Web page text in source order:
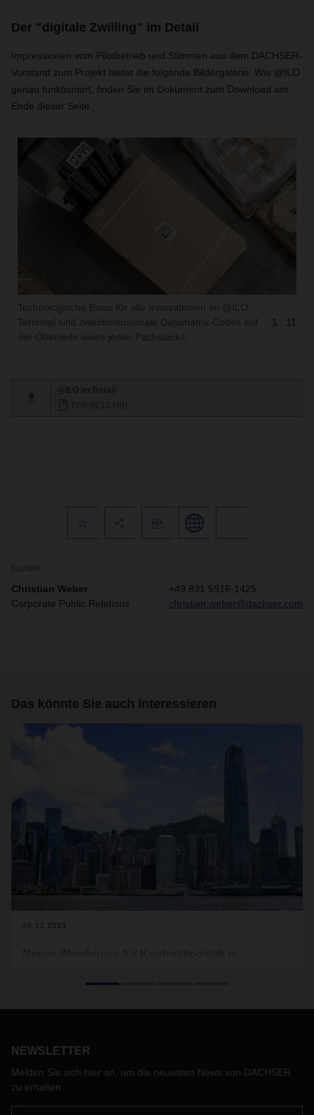
Der "digitale Zwilling" im Detail
Impressionen vom Pilotbetrieb und Stimmen aus dem DACHSER-
Vorstand zum Projekt bietet die folgende Bildergalerie. Wie @ILO
genau funktioniert, finden Sie im Dokument zum Download am
Ende dieser Seite.
Technologische Basis für alle Innovationen im @ILO
Terminal sind zweidimensionale Datamatrix-Codes auf
der Oberseite eines jeden Packstücks.
1 / 11
Kontakt
Christian Weber
Corporate Public Relations
+49 831 5916-1425
christian.weber@dachser.com
Das könnte Sie auch interessieren
09.12.2021
Warehouse in Hongkong verlegt. Am neuen Standort wickelt
NEWSLETTER
Melden Sie sich hier an, um die neuesten News von DACHSER
zu erhalten.